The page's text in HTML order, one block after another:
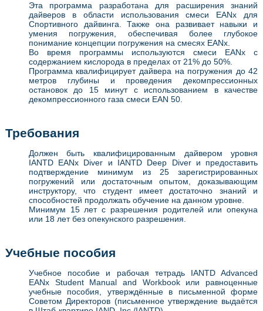
Эта программа разработана для расширения знаний
дайверов в области использования смеси EANx для
Спортивного дайвинга. Также она развивает навыки и
умения погружения, обеспечивая более глубокое
понимание концепции погружения на смесях EANx.
Во время программы используются смеси EANx с
содержанием кислорода в пределах от 21% до 50%.
Программа квалифицирует дайвера на погружения до 42
метров глубины и проведения декомпрессионных
остановок до 15 минут с использованием в качестве
декомпрессионного газа смеси EAN 50.
Требования
Должен быть квалифицированным дайвером уровня
IANTD EANx Diver и IANTD Deep Diver и предоставить
подтверждение минимум из 25 зарегистрированных
погружений или достаточным опытом, доказывающим
инструктору, что студент имеет достаточно знаний и
способностей продолжать обучение на данном уровне.
Минимум 15 лет с разрешения родителей или опекуна
или 18 лет без опекунского разрешения.
Учебные пособия
Учебное пособие и рабочая тетрадь IANTD Advanced
EANx Student Manual and Workbook или равноценные
учебные пособия, утверждённые в письменной форме
Советом Директоров (письменное утверждение выдаётся